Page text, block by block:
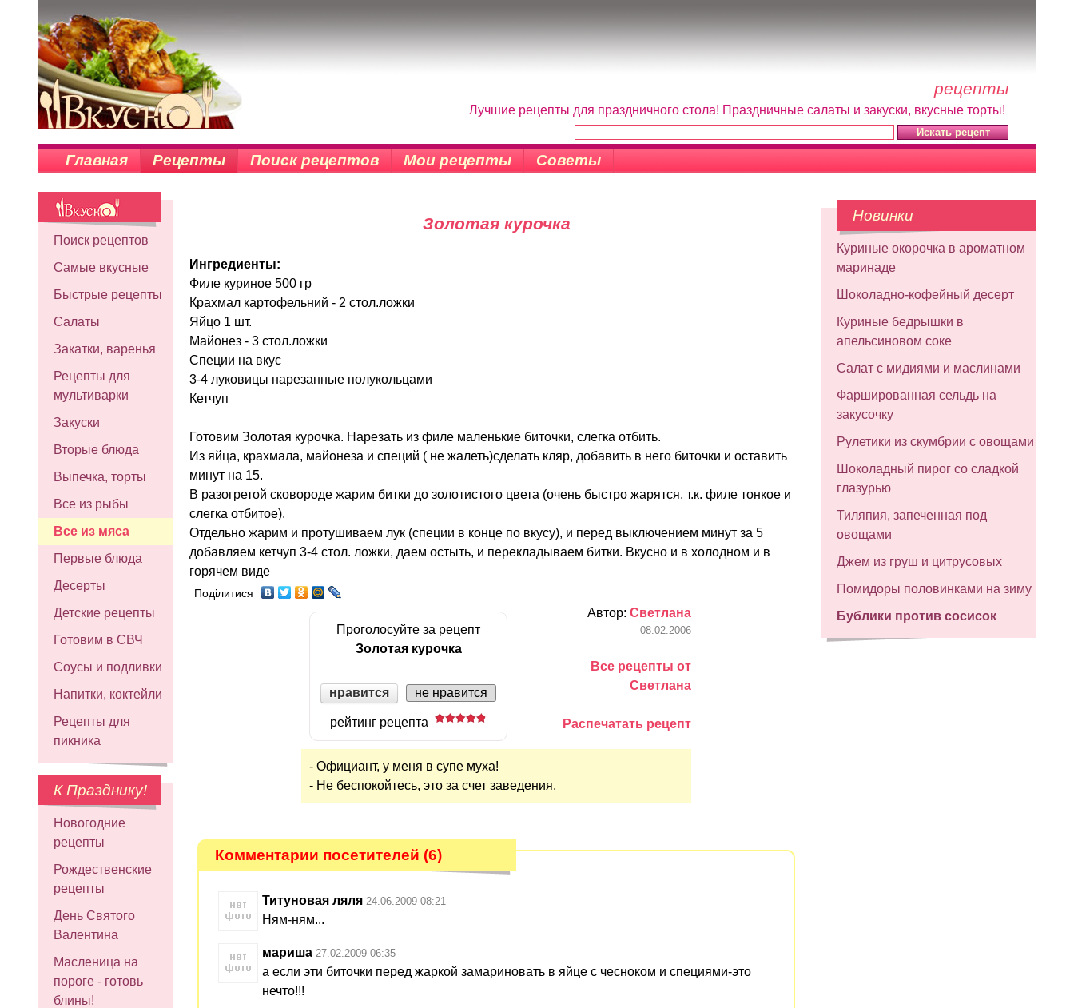
рецепты
Лучшие рецепты для праздничного стола! Праздничные салаты и закуски, вкусные торты!
Главная Рецепты Поиск рецептов Мои рецепты Советы
Поиск рецептов
Самые вкусные
Быстрые рецепты
Салаты
Закатки, варенья
Рецепты для
мультиварки
Закуски
Вторые блюда
Выпечка, торты
Все из рыбы
Все из мяса
Первые блюда
Десерты
Детские рецепты
Готовим в СВЧ
Соусы и подливки
Напитки, коктейли
Рецепты для
пикника
К Празднику!
Новогодние
рецепты
Рождественские
рецепты
День Святого
Валентина
Масленица на
пороге - готовь
блины!
Золотая курочка
Ингредиенты:
Филе куриное 500 гр
Крахмал картофельний - 2 стол.ложки
Яйцо 1 шт.
Майонез - 3 стол.ложки
Специи на вкус
3-4 луковицы нарезанные полукольцами
Кетчуп
Готовим Золотая курочка. Нарезать из филе маленькие биточки, слегка отбить.
Из яйца, крахмала, майонеза и специй ( не жалеть)сделать кляр, добавить в него биточки и оставить
минут на 15.
В разогретой сковороде жарим битки до золотистого цвета (очень быстро жарятся, т.к. филе тонкое и
слегка отбитое).
Отдельно жарим и протушиваем лук (специи в конце по вкусу), и перед выключением минут за 5
добавляем кетчуп 3-4 стол. ложки, даем остыть, и перекладываем битки. Вкусно и в холодном и в
горячем виде
Поділитися
Проголосуйте за рецепт
Золотая курочка
нравится не нравится
рейтинг рецепта
Автор: Светлана
08.02.2006
Все рецепты от
Светлана
Распечатать рецепт
- Официант, у меня в супе муха!
- Не беспокойтесь, это за счет заведения.
Комментарии посетителей (6)
Титуновая ляля 24.06.2009 08:21
Ням-ням...
мариша 27.02.2009 06:35
а если эти биточки перед жаркой замариновать в яйце с чесноком и специями-это
нечто!!!
Новинки
Куриные окорочка в ароматном
маринаде
Шоколадно-кофейный десерт
Куриные бедрышки в
апельсиновом соке
Салат с мидиями и маслинами
Фаршированная сельдь на
закусочку
Рулетики из скумбрии с овощами
Шоколадный пирог со сладкой
глазурью
Тиляпия, запеченная под
овощами
Джем из груш и цитрусовых
Помидоры половинками на зиму
Бублики против сосисок